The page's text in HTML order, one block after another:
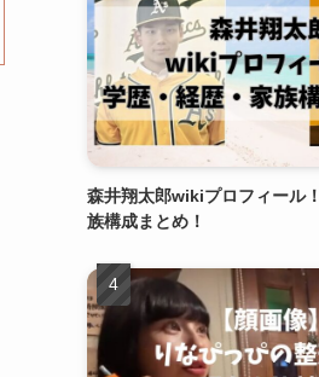
森井翔太郎wikiプロフィール
族構成まとめ！